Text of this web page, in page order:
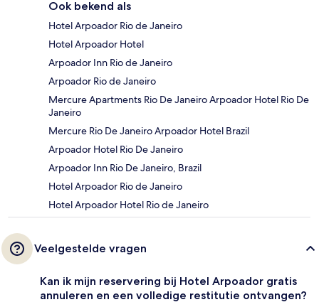
Ook bekend als
Hotel Arpoador Rio de Janeiro
Hotel Arpoador Hotel
Arpoador Inn Rio de Janeiro
Arpoador Rio de Janeiro
Mercure Apartments Rio De Janeiro Arpoador Hotel Rio De
Janeiro
Mercure Rio De Janeiro Arpoador Hotel Brazil
Arpoador Hotel Rio De Janeiro
Arpoador Inn Rio De Janeiro, Brazil
Hotel Arpoador Rio de Janeiro
Hotel Arpoador Hotel Rio de Janeiro
Veelgestelde vragen
Kan ik mijn reservering bij Hotel Arpoador gratis
annuleren en een volledige restitutie ontvangen?